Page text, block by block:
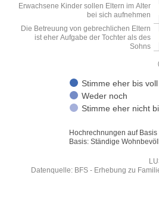
The chart has 1 Y axis displaying
Hochrechnungen auf
Basis: Ständige
Stimme eher bis voll
Weder noch
Stimme eher nicht
Erwachsene Kinder sollen Eltern im Alter
bei sich aufnehmen
Die Betreuung von gebrechlichen Eltern
ist eher Aufgabe der Tochter als des
Sohns
Datenquelle: BFS - Erhebung zu